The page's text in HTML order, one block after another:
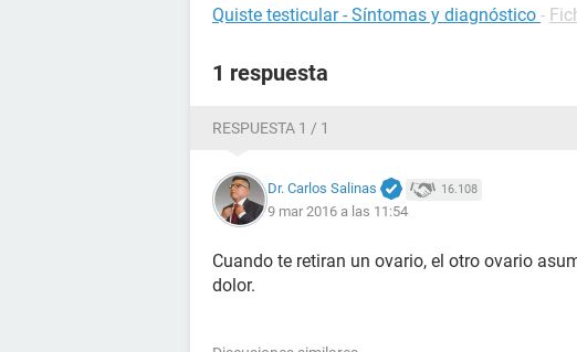
Quiste testicular - Síntomas y diagnóstico -
1 respuesta
RESPUESTA 1 / 1
Dr. Carlos Salinas 16.108
9 mar 2016 a las 11:54
Cuando te retiran un ovario, el otro ovario
dolor.